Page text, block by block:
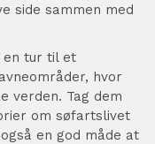
side sammen med
en tur til et
hvor
verden. Tag dem
om søfartslivet
en god måde at